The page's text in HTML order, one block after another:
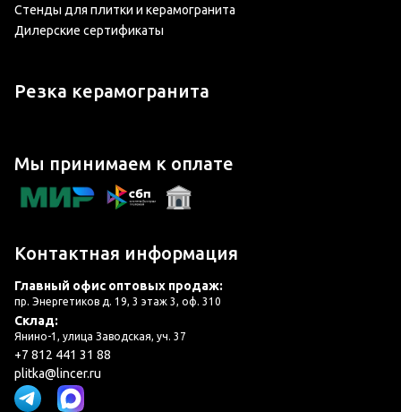
Стенды для плитки и керамогранита
Дилерские сертификаты
Резка керамогранита
Мы принимаем к оплате
Контактная информация
Главный офис оптовых продаж:
пр. Энергетиков д. 19, 3 этаж 3, оф. 310
Склад:
Янино-1, улица Заводская, уч. 37
+7 812 441 31 88
plitka@lincer.ru